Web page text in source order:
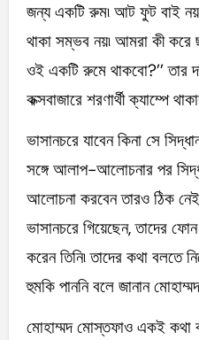
জন্য একটি রুম৷ আট ফুট বাই
থাকা সম্ভব নয়৷ আমরা কী করে
ওই একটি রুমে থাকবো?’’ তার
কক্সবাজারে শরণার্থী ক্যাম্পে
ভাসানচরে যাবেন কিনা সে
সঙ্গে আলাপ-আলোচনার পর
আলোচনা করবেন তারও ঠিক
ভাসানচরে গিয়েছেন, তাদের
করেন তিনি৷ তাদের কথা বলতে
হুমকি পাননি বলে জানান
মোহাম্মদ মোস্তফাও একই কথা